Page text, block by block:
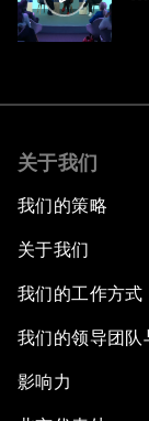
关于我们
我们的策略
关于我们
我们的工作方式
我们的领导团队
影响力